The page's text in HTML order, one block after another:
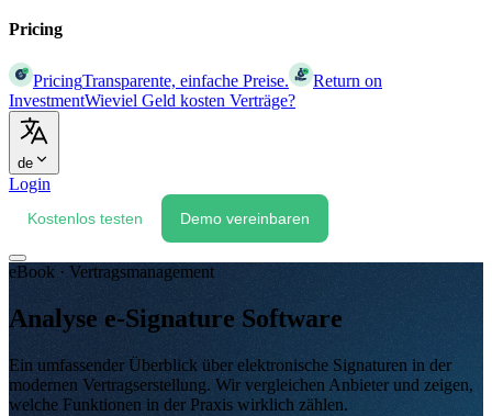
Pricing
PricingTransparente, einfache Preise.
Return on
InvestmentWieviel Geld kosten Verträge?
de
Login
Kostenlos testen Demo vereinbaren
eBook · Vertragsmanagement
Analyse e-Signature Software
Ein umfassender Überblick über elektronische Signaturen in der
modernen Vertragserstellung. Wir vergleichen Anbieter und zeigen,
welche Funktionen in der Praxis wirklich zählen.